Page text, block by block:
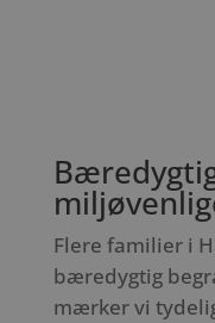
Flere familier i
bæredygtig
mærker vi